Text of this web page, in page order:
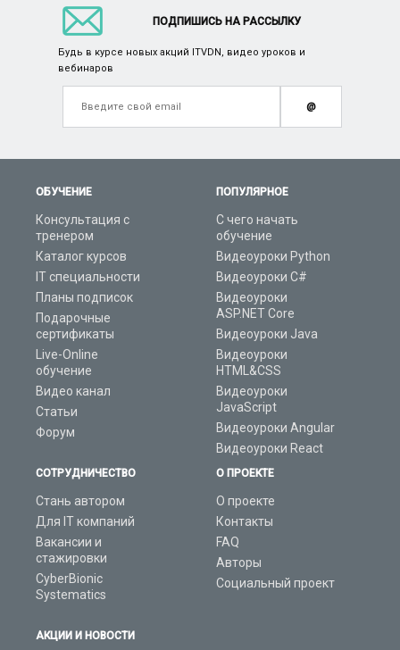
ОБУЧЕНИЕ
Консультация с
тренером
Каталог курсов
IT специальности
Планы подписок
Подарочные
сертификаты
Live-Online
обучение
Видео канал
Статьи
Форум
ПОПУЛЯРНОЕ
С чего начать
обучение
Видеоуроки Python
Видеоуроки C#
Видеоуроки
ASP.NET Core
Видеоуроки Java
Видеоуроки
HTML&CSS
Видеоуроки
JavaScript
Видеоуроки Angular
Видеоуроки React
СОТРУДНИЧЕСТВО
Стань автором
Для IT компаний
Вакансии и
стажировки
CyberBionic
Systematics
АКЦИИ И НОВОСТИ
О ПРОЕКТЕ
О проекте
Контакты
FAQ
Авторы
Социальный проект
ПОДПИШИСЬ НА РАССЫЛКУ
Будь в курсе новых акций ITVDN, видео уроков и
вебинаров
@